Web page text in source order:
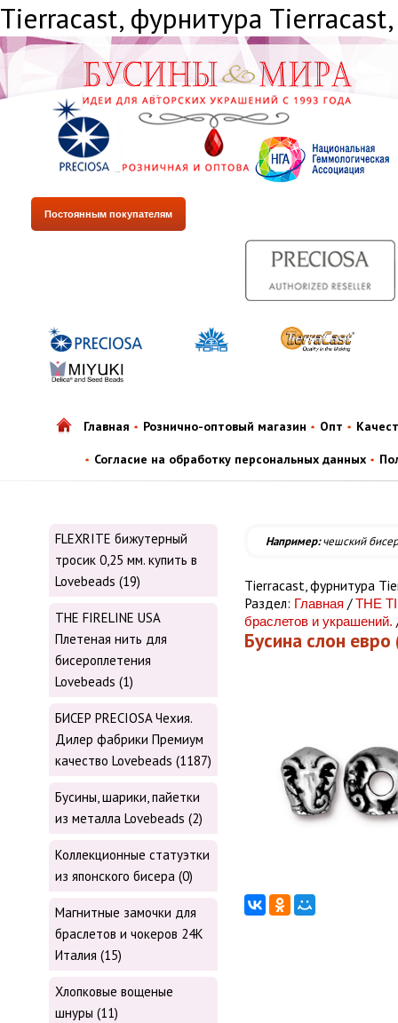
Tiеrrасаst, фурнитура
Постоянным покупателям
Главная Рознично-оптовый магазин Опт
Согласие на обработку персональных данных
FLEXRITE бижутерный
тросик 0,25 мм. купить в
Lovebeads (19)
THE FIRELINE USA
Плетеная нить для
бисероплетения
Lovebeads (1)
БИСЕР PRECIOSA Чехия.
Дилер фабрики Премиум
качество Lovebeads (1187)
Бусины, шарики, пайетки
из металла Lovebeads (2)
Коллекционные статуэтки
из японского бисера (0)
Магнитные замочки для
браслетов и чокеров 24К
Италия (15)
Хлопковые вощеные
шнуры (11)
Например:чешский бисер
Tiеrrасаst, фурнитура
Раздел: Главная /THE
браслетов и украшений.
Бусина слон